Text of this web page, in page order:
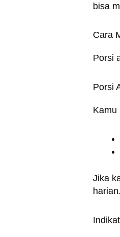
bisa
Cara
Porsi
Porsi
Kamu
Jika
harian.